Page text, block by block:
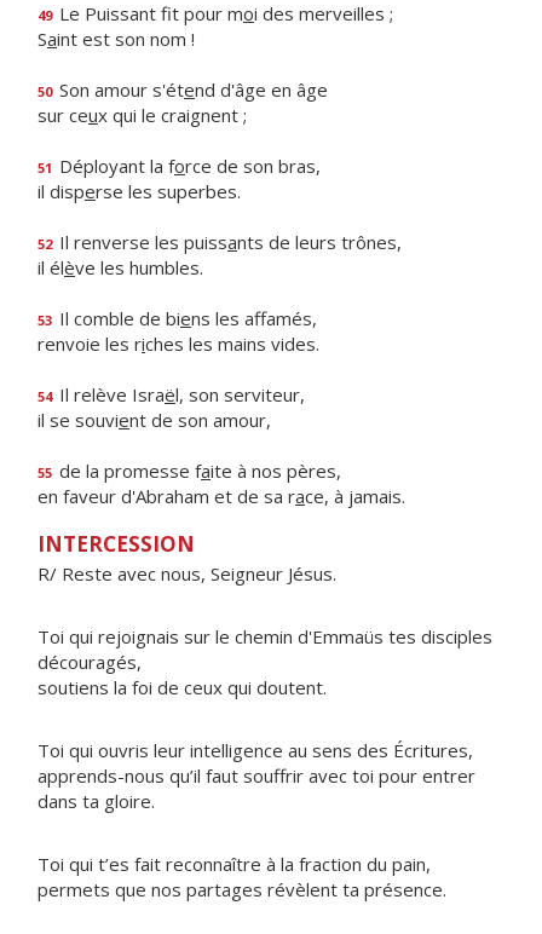
49 Le Puissant fit pour moi des merveilles ;
Saint est son nom !
50 Son amour s'étend d'âge en âge
sur ceux qui le craignent ;
51 Déployant la force de son bras,
il disperse les superbes.
52 Il renverse les puissants de leurs trônes,
il élève les humbles.
53 Il comble de biens les affamés,
renvoie les riches les mains vides.
54 Il relève Israël, son serviteur,
il se souvient de son amour,
55 de la promesse faite à nos pères,
en faveur d'Abraham et de sa race, à jamais.
INTERCESSION
R/ Reste avec nous, Seigneur Jésus.
Toi qui rejoignais sur le chemin d'Emmaüs tes disciples
découragés,
soutiens la foi de ceux qui doutent.
Toi qui ouvris leur intelligence au sens des Écritures,
apprends-nous qu’il faut souffrir avec toi pour entrer
dans ta gloire.
Toi qui t’es fait reconnaître à la fraction du pain,
permets que nos partages révèlent ta présence.